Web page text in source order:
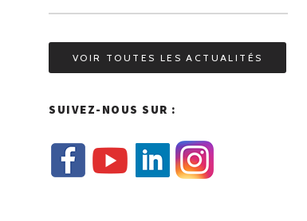
VOIR TOUTES LES ACTUALITÉS
SUIVEZ-NOUS SUR :